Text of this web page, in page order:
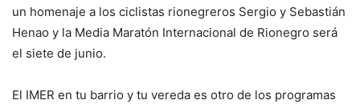
un homenaje a los ciclistas rionegreros Sergio y Sebastián
Henao y la Media Maratón Internacional de Rionegro será
el siete de junio.
El IMER en tu barrio y tu vereda es otro de los programas